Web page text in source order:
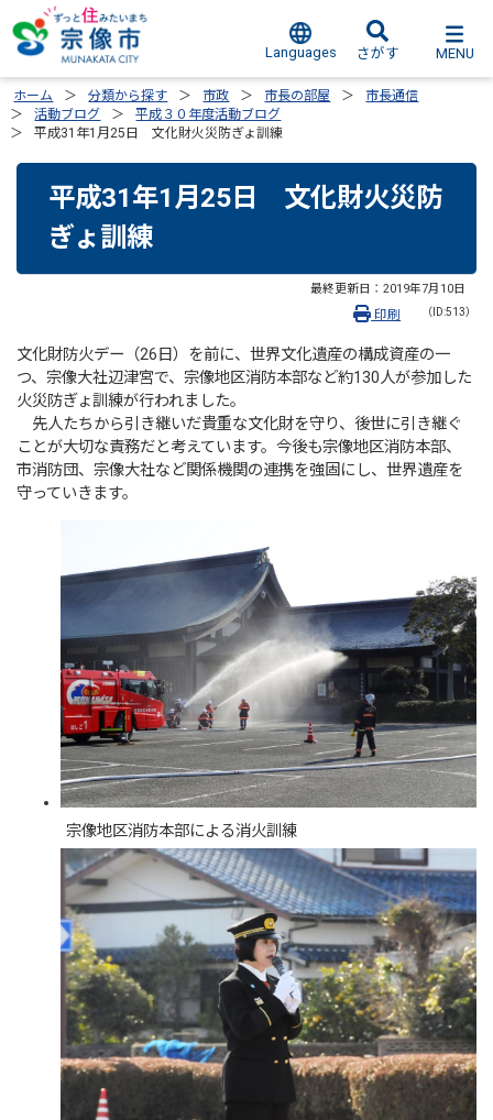
Languages さがす MENU
ホーム 分類から探す 市政 市長の部屋
市長通信
活動ブログ
平成３０年度活動ブログ
平成31年1月25日 文化財火災防ぎょ訓練
平成31年1月25日 文化財火災防
ぎょ訓練
最終更新日： 2019年7月10日
（ID:513）
印刷
文化財防火デー（26日）を前に、世界文化遺産の構成資産の一
つ、宗像大社辺津宮で、宗像地区消防本部など約130人が参加した
火災防ぎょ訓練が行われました。
先人たちから引き継いだ貴重な文化財を守り、後世に引き継ぐ
ことが大切な責務だと考えています。今後も宗像地区消防本部、
市消防団、宗像大社など関係機関の連携を強固にし、世界遺産を
守っていきます。
宗像地区消防本部による消火訓練